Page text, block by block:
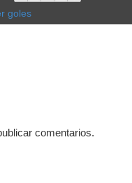
goles
comentarios.